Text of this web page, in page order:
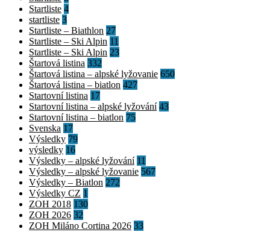
Startliste 4
startliste 3
Startliste – Biathlon 27
Startliste – Ski Alpin 11
Startliste – Ski Alpin 23
Štartová listina 332
Štartová listina – alpské lyžovanie 650
Štartová listina – biatlon 427
Startovní listina 17
Startovní listina – alpské lyžování 43
Startovní listina – biatlon 75
Svenska 17
Výsledky 79
výsledky 16
Výsledky – alpské lyžování 11
Výsledky – alpské lyžovanie 567
Výsledky – Biatlon 272
Výsledky CZ 1
ZOH 2018 130
ZOH 2026 32
ZOH Miláno Cortina 2026 33